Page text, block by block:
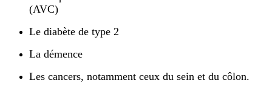
(AVC)
Le diabète de type 2
La démence
Les cancers, notamment ceux du sein et du côlon.